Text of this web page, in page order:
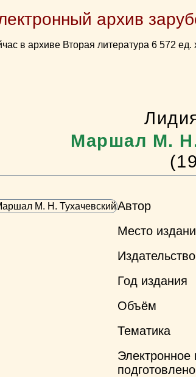
архив
в архиве Вторая литература 6 572 ед.
Маршал М. Н.
Автор
Место
Издательство
Год издания
Объём
Тематика
Электронное
подготовлено